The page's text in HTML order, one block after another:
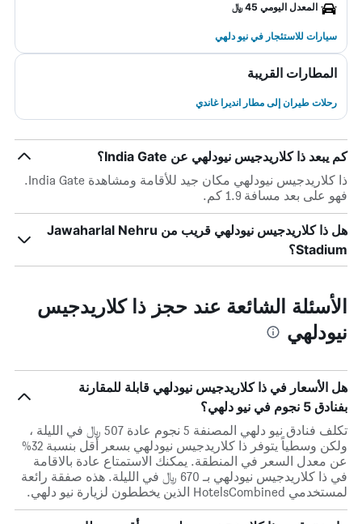
المعدل اليومي 45 ﷼
سيارات للاستئجار في نيو دلهي
المطارات القريبة
رحلات طيران إلى مطار انديرا غاندي
كم يبعد ذا كلاريدجيس نيودلهي عن India Gate؟
ذا كلاريدجيس نيودلهي مكان جيد للأقامة ومشاهدة India Gate.
فهو على بعد مسافة 1.9 كم.
هل ذا كلاريدجيس نيودلهي قريب من Jawaharlal Nehru
Stadium؟
الأسئلة الشائعة عند حجز ذا كلاريدجيس
نيودلهي
هل الأسعار في ذا كلاريدجيس نيودلهي قابلة للمقارنة
بفنادق 5 نجوم في نيو دلهي؟
تكلف فنادق نيو دلهي المصنفة 5 نجوم عادة 507 ﷼ في الليلة ،
ولكن وسطياً يتوفر ذا كلاريدجيس نيودلهي بسعر أقل بنسبة 32%
عن معدل السعر في المنطقة. يمكنك الاستمتاع عادة بالاقامة
في ذا كلاريدجيس نيودلهي بـ 670 ﷼ في الليلة. هذه صفقة رائعة
لمستخدمي HotelsCombined الذين يخططون لزيارة نيو دلهي.